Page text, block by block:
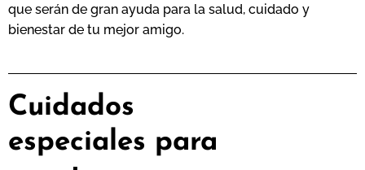
que serán de gran ayuda para la salud, cuidado y
bienestar de tu mejor amigo.
Cuidados
especiales para